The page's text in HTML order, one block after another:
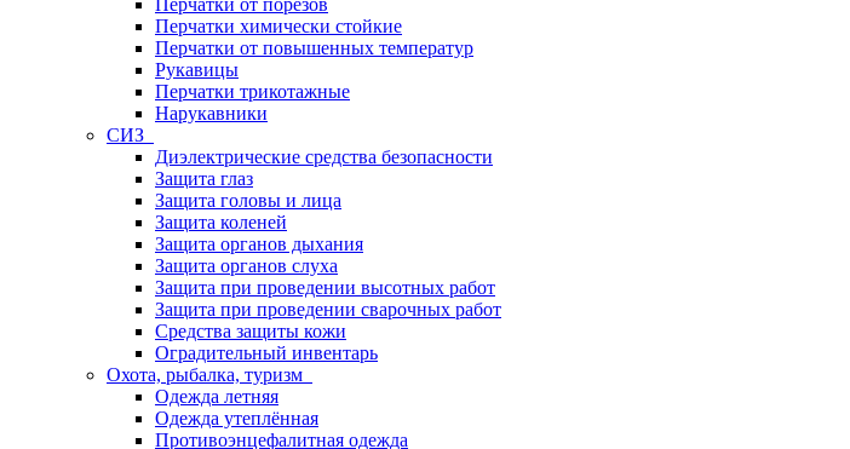
Перчатки от порезов
Перчатки химически стойкие
Перчатки от повышенных температур
Рукавицы
Перчатки трикотажные
Нарукавники
СИЗ
Диэлектрические средства безопасности
Защита глаз
Защита головы и лица
Защита коленей
Защита органов дыхания
Защита органов слуха
Защита при проведении высотных работ
Защита при проведении сварочных работ
Средства защиты кожи
Оградительный инвентарь
Охота, рыбалка, туризм
Одежда летняя
Одежда утеплённая
Противоэнцефалитная одежда